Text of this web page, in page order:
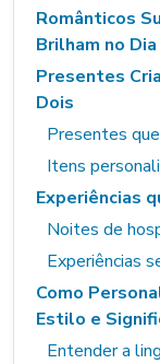
Românticos
Brilham no Dia
Presentes
Dois
Presentes
Itens
Experiências
Noites de
Experiências
Como
Estilo e
Entender a